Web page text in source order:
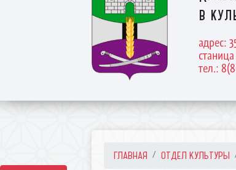
в
адрес:
тел.:
ГЛАВНАЯ ОТДЕЛ КУЛЬТУРЫ